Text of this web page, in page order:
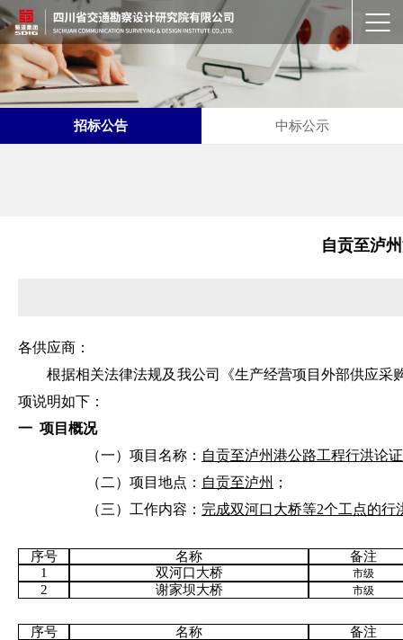
招标公告 中标公示
自贡至泸
各供应商：
根据相关法律法规及我公司《生产经营项目外部供应采
项说明如下：
一 项目概况
（一）项目名称： 自贡至泸州港公路工程行洪论
（二）项目地点： 自贡至泸州 ；
（三）工作内容： 完成双河口大桥等2个工点的行
序号 名称
备注
1
双河口大桥 市级
2 谢家坝大桥 市级
序号 名称
备注